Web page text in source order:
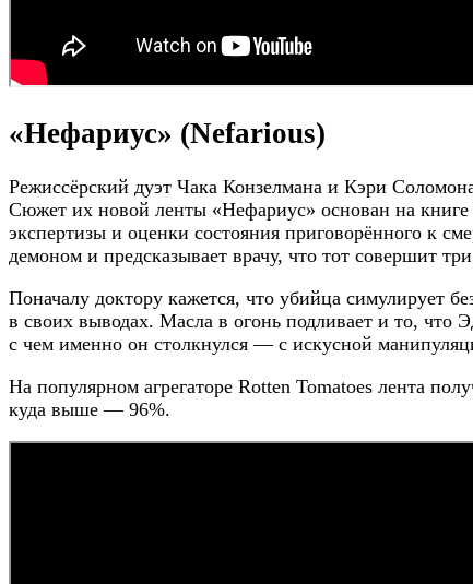
«Нефариус» (Nefarious)
Режиссёрский дуэт Чака Конзелмана и Кэри
Сюжет их новой ленты «Нефариус» основан на
экспертизы и оценки состояния приговорённого к
демоном и предсказывает врачу, что тот совершит
Поначалу доктору кажется, что убийца симулирует
в своих выводах. Масла в огонь подливает и то, что
с чем именно он столкнулся — с искусной
На популярном агрегаторе Rotten Tomatoes лента
куда выше — 96%.